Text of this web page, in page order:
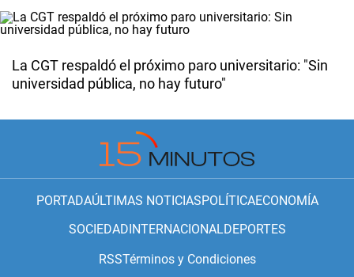
La CGT respaldó el próximo paro universitario: "Sin
universidad pública, no hay futuro"
PORTADAÚLTIMAS NOTICIASPOLÍTICAECONOMÍA
SOCIEDAD INTERNACIONALDEPORTES
RSSTérminos y Condiciones